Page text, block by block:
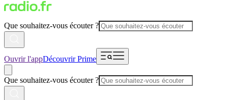
Que souhaitez-vous écouter ?
Ouvrir l'appDécouvrir Prime
Que souhaitez-vous écouter ?